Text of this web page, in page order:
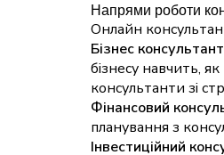
Напрями роботи
Онлайн
Бізнес консультант
бізнесу навчить,
консультанти зі
Фінансовий
планування з
Інвестиційний